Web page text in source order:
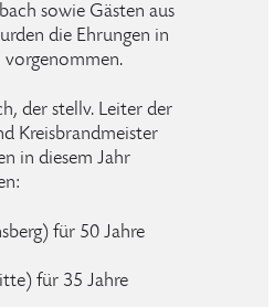
sowie Gästen aus
die Ehrungen in
vorgenommen.
der stellv. Leiter der
Kreisbrandmeister
in diesem Jahr
für 50 Jahre
für 35 Jahre